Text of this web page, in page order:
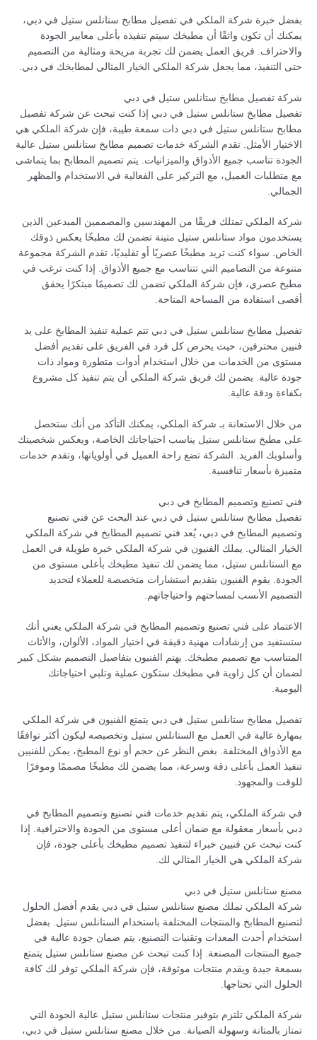
بفضل خبرة شركة الملكي في تفصيل مطابخ ستانلس ستيل في دبي،
يمكنك أن تكون واثقًا أن مطبخك سيتم تنفيذه بأعلى معايير الجودة
والاحتراف. فريق العمل يضمن لك تجربة مريحة ومثالية من التصميم
حتى التنفيذ، مما يجعل شركة الملكي الخيار المثالي لمطابخك في دبي.
شركة تفصيل مطابخ ستانلس ستيل في دبي
تفصيل مطابخ ستانلس ستيل في دبي إذا كنت تبحث عن شركة تفصيل
مطابخ ستانلس ستيل في دبي ذات سمعة طيبة، فإن شركة الملكي هي
الاختيار الأمثل. تقدم الشركة خدمات تصميم مطابخ ستانلس ستيل عالية
الجودة تناسب جميع الأذواق والميزانيات. يتم تصميم المطابخ بما يتماشى
مع متطلبات العميل، مع التركيز على الفعالية في الاستخدام والمظهر
الجمالي.
شركة الملكي تمتلك فريقًا من المهندسين والمصممين المبدعين الذين
يستخدمون مواد ستانلس ستيل متينة تضمن لك مطبخًا يعكس ذوقك
الخاص. سواء كنت تريد مطبخًا عصريًا أو تقليديًا، تقدم الشركة مجموعة
متنوعة من التصاميم التي تتناسب مع جميع الأذواق. إذا كنت ترغب في
مطبخ عصري، فإن شركة الملكي تضمن لك تصميمًا مبتكرًا يحقق
أقصى استفادة من المساحة المتاحة.
تفصيل مطابخ ستانلس ستيل في دبي تتم عملية تنفيذ المطابخ على يد
فنيين محترفين، حيث يحرص كل فرد في الفريق على تقديم أفضل
مستوى من الخدمات من خلال استخدام أدوات متطورة ومواد ذات
جودة عالية. يضمن لك فريق شركة الملكي أن يتم تنفيذ كل مشروع
بكفاءة ودقة عالية.
من خلال الاستعانة بـ شركة الملكي، يمكنك التأكد من أنك ستحصل
على مطبخ ستانلس ستيل يناسب احتياجاتك الخاصة، ويعكس شخصيتك
وأسلوبك الفريد. الشركة تضع راحة العميل في أولوياتها، وتقدم خدمات
متميزة بأسعار تنافسية.
فني تصنيع وتصميم المطابخ في دبي
تفصيل مطابخ ستانلس ستيل في دبي عند البحث عن فني تصنيع
وتصميم المطابخ في دبي، يُعد فني تصميم المطابخ في شركة الملكي
الخيار المثالي. يملك الفنيون في شركة الملكي خبرة طويلة في العمل
مع الستانلس ستيل، مما يضمن لك تنفيذ مطبخك بأعلى مستوى من
الجودة. يقوم الفنيون بتقديم استشارات متخصصة للعملاء لتحديد
التصميم الأنسب لمساحتهم واحتياجاتهم.
الاعتماد على فني تصنيع وتصميم المطابخ في شركة الملكي يعني أنك
ستستفيد من إرشادات مهنية دقيقة في اختيار المواد، الألوان، والأثاث
المتناسب مع تصميم مطبخك. يهتم الفنيون بتفاصيل التصميم بشكل كبير
لضمان أن كل زاوية في مطبخك ستكون عملية وتلبي احتياجاتك
اليومية.
تفصيل مطابخ ستانلس ستيل في دبي يتمتع الفنيون في شركة الملكي
بمهارة عالية في العمل مع الستانلس ستيل وتخصيصه ليكون أكثر توافقًا
مع الأذواق المختلفة. بغض النظر عن حجم أو نوع المطبخ، يمكن للفنيين
تنفيذ العمل بأعلى دقة وسرعة، مما يضمن لك مطبخًا مصممًا وموفرًا
للوقت والمجهود.
في شركة الملكي، يتم تقديم خدمات فني تصنيع وتصميم المطابخ في
دبي بأسعار معقولة مع ضمان أعلى مستوى من الجودة والاحترافية. إذا
كنت تبحث عن فنيين خبراء لتنفيذ تصميم مطبخك بأعلى جودة، فإن
شركة الملكي هي الخيار المثالي لك.
مصنع ستانلس ستيل في دبي
شركة الملكي تملك مصنع ستانلس ستيل في دبي يقدم أفضل الحلول
لتصنيع المطابخ والمنتجات المختلفة باستخدام الستانلس ستيل. بفضل
استخدام أحدث المعدات وتقنيات التصنيع، يتم ضمان جودة عالية في
جميع المنتجات المصنعة. إذا كنت تبحث عن مصنع ستانلس ستيل يتمتع
بسمعة جيدة ويقدم منتجات موثوقة، فإن شركة الملكي توفر لك كافة
الحلول التي تحتاجها.
شركة الملكي تلتزم بتوفير منتجات ستانلس ستيل عالية الجودة التي
تمتاز بالمتانة وسهولة الصيانة. من خلال مصنع ستانلس ستيل في دبي،